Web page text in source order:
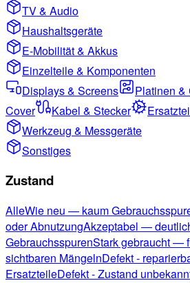
TV & Audio
Haushaltsgeräte
E-Mobilität & Akkus
Einzelteile & Komponenten
Displays & Screens
Platinen &
Cover
Kabel & Stecker
Werkzeug & Messgeräte
Sonstiges
Zustand
AlleWie neu — kaum
oder AbnutzungAkzeptabel —
GebrauchsspurenStark gebraucht —
sichtbaren MängelnDefekt -
ErsatzteileDefekt - Zustand